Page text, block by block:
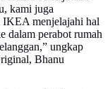
kami juga
IKEA menjelajahi hal
dalam perabot rumah
ungkap
Bhanu